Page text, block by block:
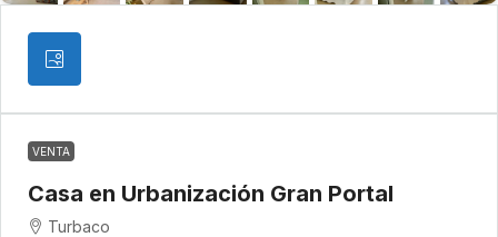
VENTA
Casa en Urbanización Gran Portal
Turbaco